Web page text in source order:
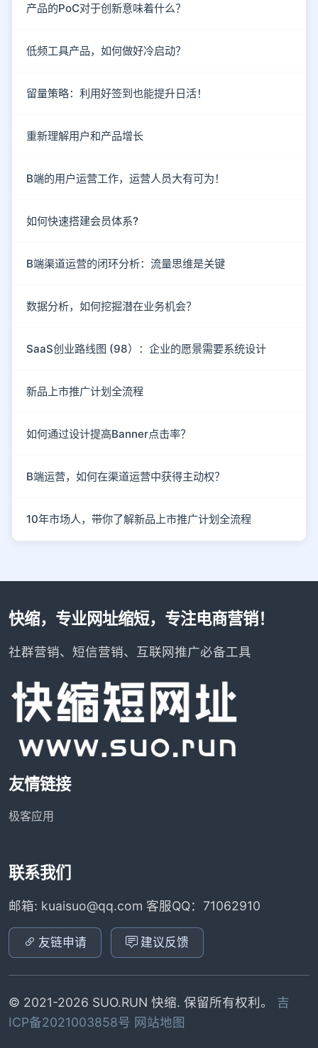
产品的PoC对于创新意味着什么？
低频工具产品，如何做好冷启动？
留量策略：利用好签到也能提升日活！
重新理解用户和产品增长
B端的用户运营工作，运营人员大有可为！
如何快速搭建会员体系?
B端渠道运营的闭环分析：流量思维是关键
数据分析，如何挖掘潜在业务机会？
SaaS创业路线图 (98）：企业的愿景需要系统设计
新品上市推广计划全流程
如何通过设计提高Banner点击率？
B端运营，如何在渠道运营中获得主动权？
10年市场人，带你了解新品上市推广计划全流程
快缩，专业网址缩短，专注电商营销！
社群营销、短信营销、互联网推广必备工具
友情链接
极客应用
联系我们
邮箱: kuaisuo@qq.com 客服QQ：71062910
友链申请 建议反馈
© 2021-2026 SUO.RUN 快缩. 保留所有权利。 吉
ICP备2021003858号 网站地图